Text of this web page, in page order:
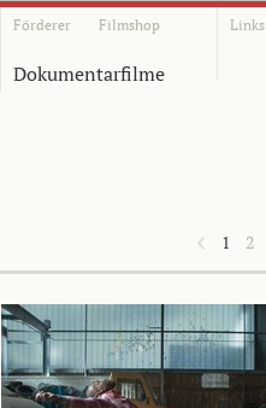
Förderer Filmshop Links
Dokumentarfilme
1 2